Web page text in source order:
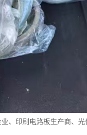
、印刷电路板生产商、